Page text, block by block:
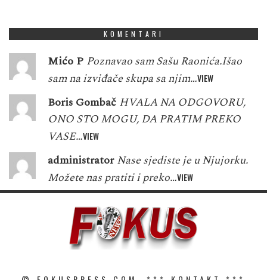
KOMENTARI
Mićo P Poznavao sam Sašu Raonića.Išao
sam na izviđače skupa sa njim…VIEW
Boris Gombač HVALA NA ODGOVORU,
ONO STO MOGU, DA PRATIM PREKO
VASE…VIEW
administrator Nase sjediste je u Njujorku.
Možete nas pratiti i preko…VIEW